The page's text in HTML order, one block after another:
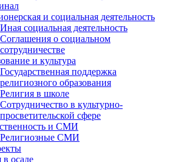
и социальная деятельность
Иная социальная деятельность
Соглашения о социальном
сотрудничестве
и культура
Государственная поддержка
религиозного образования
Религия в школе
Сотрудничество в культурно-
просветительской сфере
и СМИ
Религиозные СМИ
в осаде